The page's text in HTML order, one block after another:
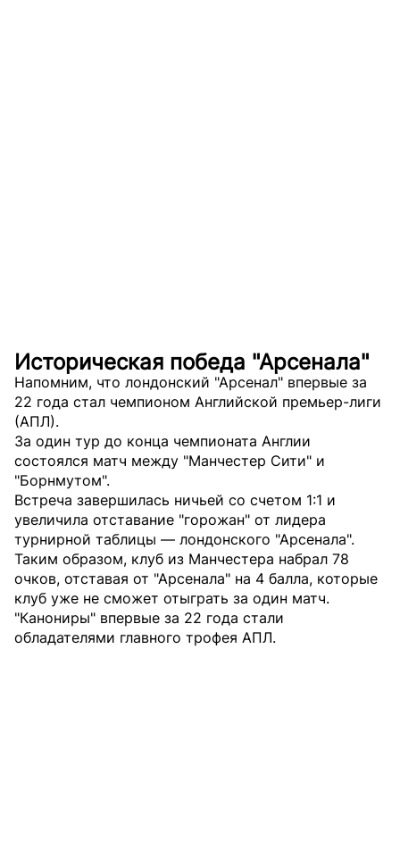
Историческая победа "Арсенала"
Напомним, что лондонский "Арсенал" впервые за
22 года стал чемпионом Английской премьер-лиги
(АПЛ).
За один тур до конца чемпионата Англии
состоялся матч между "Манчестер Сити" и
"Борнмутом".
Встреча завершилась ничьей со счетом 1:1 и
увеличила отставание "горожан" от лидера
турнирной таблицы — лондонского "Арсенала".
Таким образом, клуб из Манчестера набрал 78
очков, отставая от "Арсенала" на 4 балла, которые
клуб уже не сможет отыграть за один матч.
"Канониры" впервые за 22 года стали
обладателями главного трофея АПЛ.